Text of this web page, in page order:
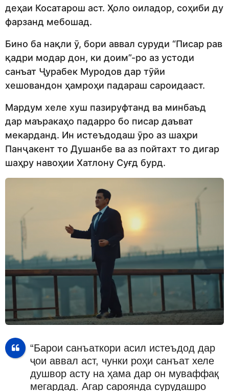
деҳаи Косатарош аст. Ҳоло оиладор, соҳиби ду
фарзанд мебошад.
Бино ба нақли ӯ, бори аввал суруди “Писар рав
қадри модар дон, ки доим”-ро аз устоди
санъат Ҷурабек Муродов дар тӯйи
хешовандон ҳамроҳи падараш сароидааст.
Мардум хеле хуш пазируфтанд ва минбаъд
дар маъракаҳо падарро бо писар даъват
мекарданд. Ин истеъдодаш ӯро аз шаҳри
Панҷакент то Душанбе ва аз пойтахт то дигар
шаҳру навоҳии Хатлону Суғд бурд.
“Барои санъаткори асил истеъдод дар
ҷои аввал аст, чунки роҳи санъат хеле
душвор асту на ҳама дар он муваффақ
мегардад. Агар сароянда сурудашро